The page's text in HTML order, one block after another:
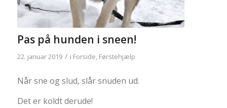
Pas på hunden i sneen!
22. januar 2019 / i Forside, Førstehjælp
Når sne og slud, slår snuden ud.
Det er koldt derude!